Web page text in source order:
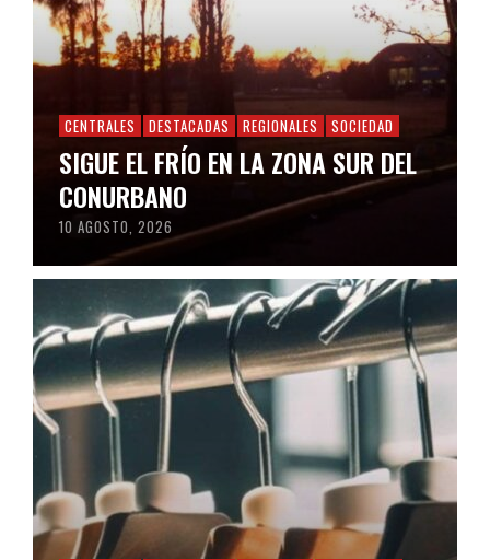
CENTRALES DESTACADAS REGIONALES SOCIEDAD
SIGUE EL FRÍO EN LA ZONA SUR DEL
CONURBANO
10 AGOSTO, 2026